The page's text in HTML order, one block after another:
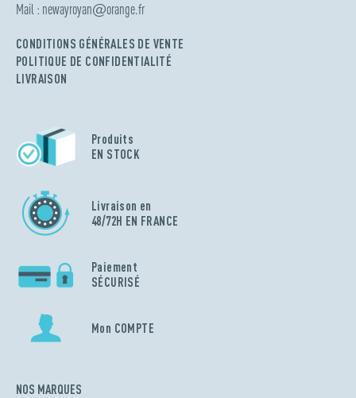
Mail : newayroyan@orange.fr
CONDITIONS GÉNÉRALES DE VENTE
POLITIQUE DE CONFIDENTIALITÉ
LIVRAISON
Produits
EN STOCK
Livraison en
48/72H EN FRANCE
Paiement
SÉCURISÉ
Mon COMPTE
NOS MARQUES